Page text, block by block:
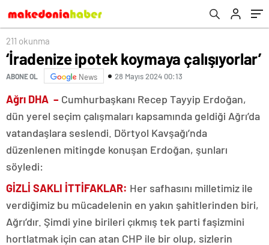
211 okunma
‘İradenize ipotek koymaya çalışıyorlar’
ABONE OL News 28 Mayıs 2024 00:13
Ağrı DHA – Cumhurbaşkanı Recep Tayyip Erdoğan,
dün yerel seçim çalışmaları kapsamında geldiği Ağrı’da
vatandaşlara seslendi. Dörtyol Kavşağı’nda
düzenlenen mitingde konuşan Erdoğan, şunları
söyledi:
GİZLİ SAKLI İTTİFAKLAR: Her safhasını milletimiz ile
verdiğimiz bu mücadelenin en yakın şahitlerinden biri,
Ağrı’dır. Şimdi yine birileri çıkmış tek parti faşizmini
hortlatmak için can atan CHP ile bir olup, sizlerin